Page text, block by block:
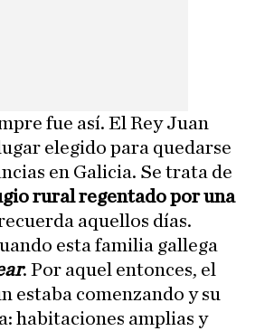
fue así. El Rey Juan
elegido para quedarse
en Galicia. Se trata de
rural regentado por una
aquellos días.
esta familia gallega
. Por aquel entonces, el
estaba comenzando y su
habitaciones amplias y